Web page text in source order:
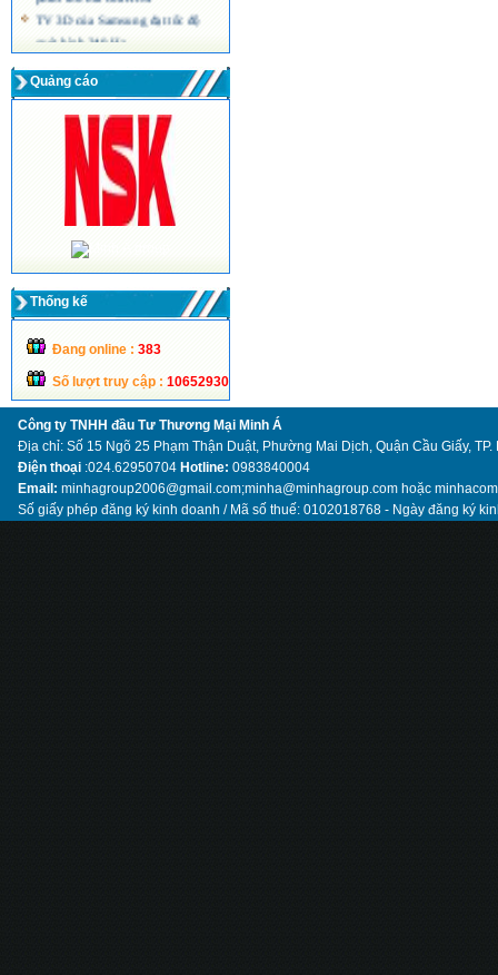
TV 3D của Samsung đạt tốc độ
quét hình 240 Hz
Màn hình máy tính siêu mỏng công
nghệ LED của Acer
Quảng cáo
Thống kế
Đang online : 383
Số lượt truy cập : 10652930
Công ty TNHH đầu Tư Thương Mại Minh Á
Địa chỉ: Số 15 Ngõ 25 Phạm Thận Duật, Phường Mai Dịch, Quận Cầu Giấy, TP.
Điện thoại :024.62950704 Hotline: 0983840004
Email: minhagroup2006@gmail.com;minha@minhagroup.com hoặc
Số giấy phép đăng ký kinh doanh / Mã số thuế: 0102018768 - Ngày đăng ký